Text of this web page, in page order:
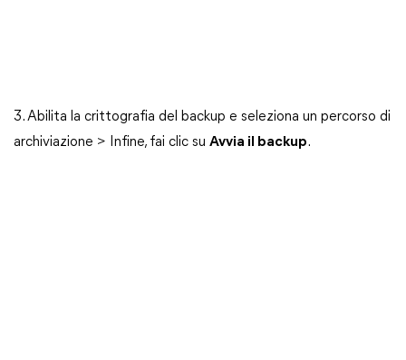
3. Abilita la crittografia del backup e seleziona un percorso di
archiviazione > Infine, fai clic su Avvia il backup.